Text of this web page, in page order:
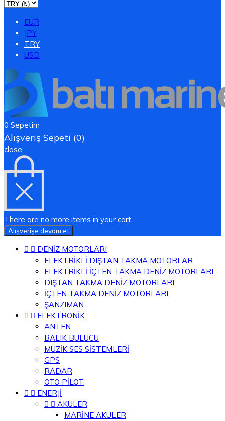
EUR
JPY
TRY
USD
0 Sepetim
Alışveriş Sepeti (0)
close
There are no more items in your cart
Alışverişe devam et
  DENİZ MOTORLARI
ELEKTRİKLİ DIŞTAN TAKMA MOTORLAR
ELEKTRİKLİ İÇTEN TAKMA DENİZ MOTORLARI
DIŞTAN TAKMA DENİZ MOTORLARI
İÇTEN TAKMA DENİZ MOTORLARI
ŞANZIMAN
  ELEKTRONİK
ANTEN
BALIK BULUCU
MÜZİK SES SİSTEMLERİ
GPS
RADAR
OTO PİLOT
  ENERJİ
  AKÜLER
MARİNE AKÜLER